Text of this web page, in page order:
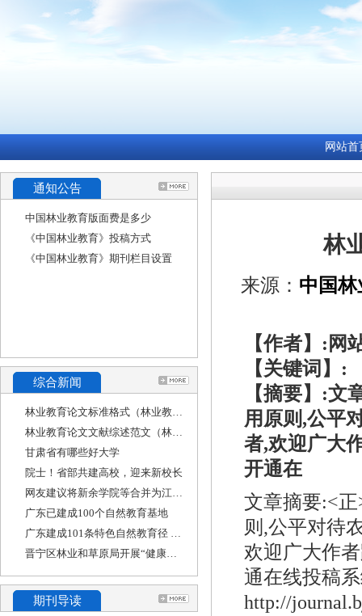
网站首
通知公告
中国林业教育版面费是多少
《中国林业教育》投稿方式
《中国林业教育》期刊栏目设置
综合新闻
林业教育论文标准格式（林业教育论文标准格式
林业教育论文文献综述范文（林学专业毕业论文
甘肃省有哪些好大学
院士！省部共建高校，迎来新校长
网友建议将新余学院等合并为江西工业大学，江
广东已建成100个自然教育基地
广东建成101条特色自然教育径 其中八成免费开放
晋宁区林业和草原局开展“健康人生 绿色无毒”
期刊导读
林
来源： 中国
【作者】:网
【关键词】:
【摘要】:文
用原则,公平
者,欢迎广大
开通在
文章摘要:<
则,公平对待
欢迎广大作
通在线投稿
http://